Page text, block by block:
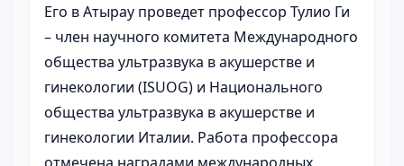
Его в Атырау проведет профессор Тулио Ги
– член научного комитета Международного
общества ультразвука в акушерстве и
гинекологии (ISUOG) и Национального
общества ультразвука в акушерстве и
гинекологии Италии. Работа профессора